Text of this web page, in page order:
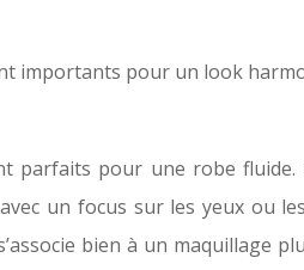
importants pour un look
pour une robe
un focus sur les yeux ou
bien à un maquillage